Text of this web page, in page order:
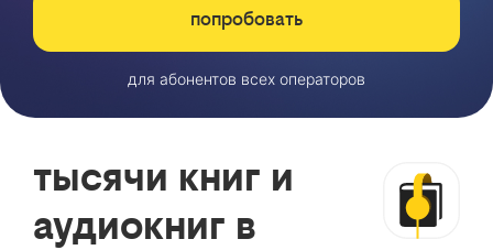
попробовать
для абонентов всех операторов
тысячи книг и
аудиокниг в